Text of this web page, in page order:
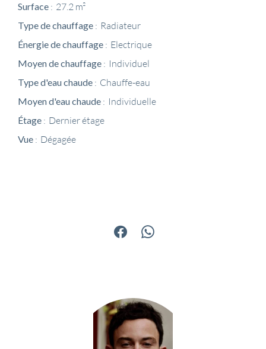
Surface 27.2 m²
Type de chauffage Radiateur
Énergie de chauffage Electrique
Moyen de chauffage Individuel
Type d'eau chaude Chauffe-eau
Moyen d'eau chaude Individuelle
Étage Dernier étage
Vue Dégagée